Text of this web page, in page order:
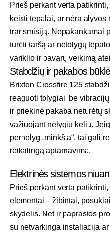
Prieš perkant verta
keisti tepalai, ar nėra
transmisiją. Nepakankamai
turėti taršą ar netolygų
variklio ir pavarų veikimą
Stabdžių ir pakabos būklė
Brixton Crossfire 125
reaguoti tolygiai, be
ir priekinė pakaba neturėtų
važiuojant nelygiu keliu.
pernelyg „minkšta“, tai gali
reikalingą aptarnavimą.
Elektrinės sistemos
Prieš perkant verta
elementai – žibintai,
skydelis. Net ir paprastos
su netvarkinga instaliacija